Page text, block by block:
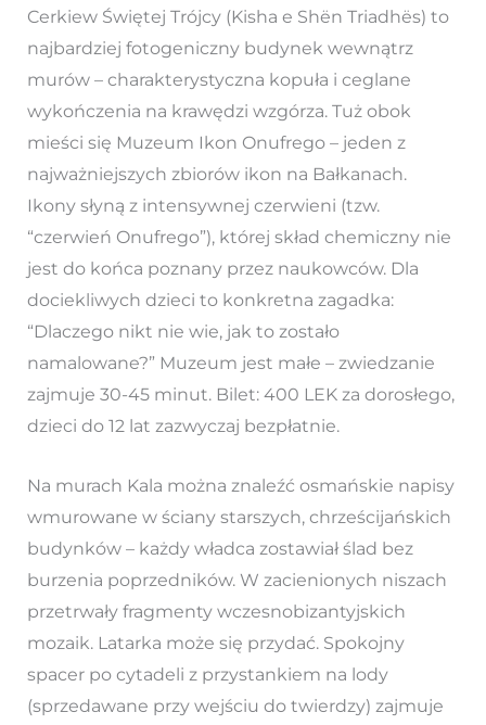
Cerkiew Świętej Trójcy (Kisha e Shën Triadhës) to
najbardziej fotogeniczny budynek wewnątrz
murów – charakterystyczna kopuła i ceglane
wykończenia na krawędzi wzgórza. Tuż obok
mieści się Muzeum Ikon Onufrego – jeden z
najważniejszych zbiorów ikon na Bałkanach.
Ikony słyną z intensywnej czerwieni (tzw.
“czerwień Onufrego”), której skład chemiczny nie
jest do końca poznany przez naukowców. Dla
dociekliwych dzieci to konkretna zagadka:
“Dlaczego nikt nie wie, jak to zostało
namalowane?” Muzeum jest małe – zwiedzanie
zajmuje 30-45 minut. Bilet: 400 LEK za dorosłego,
dzieci do 12 lat zazwyczaj bezpłatnie.
Na murach Kala można znaleźć osmańskie napisy
wmurowane w ściany starszych, chrześcijańskich
budynków – każdy władca zostawiał ślad bez
burzenia poprzedników. W zacienionych niszach
przetrwały fragmenty wczesnobizantyjskich
mozaik. Latarka może się przydać. Spokojny
spacer po cytadeli z przystankiem na lody
(sprzedawane przy wejściu do twierdzy) zajmuje